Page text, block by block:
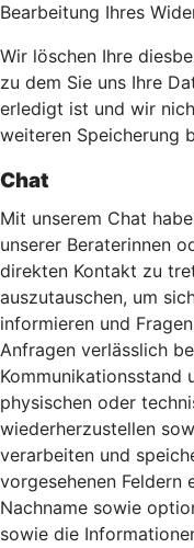
Bearbeitung Ihres
Wir löschen Ihre
zu dem Sie uns Ihre
erledigt ist und wir
weiteren Speicherung
Chat
Mit unserem Chat
unserer Beraterinnen
direkten Kontakt zu
auszutauschen, um
informieren und
Anfragen verlässlich
Kommunikationsstand
physischen oder
wiederherzustellen
verarbeiten und
vorgesehenen Feldern
Nachname sowie
sowie die